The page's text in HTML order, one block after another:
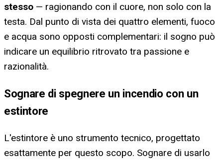
stesso — ragionando con il cuore, non solo con la
testa. Dal punto di vista dei quattro elementi, fuoco
e acqua sono opposti complementari: il sogno può
indicare un equilibrio ritrovato tra passione e
razionalità.
Sognare di spegnere un incendio con un
estintore
L'estintore è uno strumento tecnico, progettato
esattamente per questo scopo. Sognare di usarlo